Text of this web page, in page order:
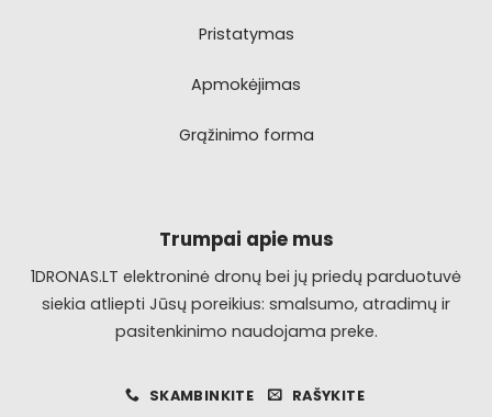
Pristatymas
Apmokėjimas
Grąžinimo forma
Trumpai apie mus
1DRONAS.LT elektroninė dronų bei jų priedų parduotuvė
siekia atliepti Jūsų poreikius: smalsumo, atradimų ir
pasitenkinimo naudojama preke.
SKAMBINKITE RAŠYKITE